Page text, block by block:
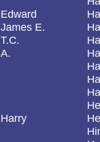
Edward
James E.
T.C.
A.
Harry